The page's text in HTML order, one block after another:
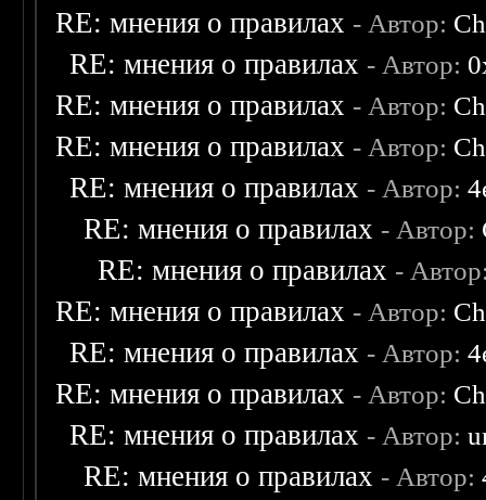
RE: мнения о правилах - Автор:
RE: мнения о правилах - Автор:
RE: мнения о правилах - Автор:
RE: мнения о правилах - Автор:
RE: мнения о правилах - Автор:
RE: мнения о правилах - Автор:
RE: мнения о правилах -
RE: мнения о правилах - Автор:
RE: мнения о правилах - Автор:
RE: мнения о правилах - Автор:
RE: мнения о правилах - Автор:
RE: мнения о правилах - Автор: